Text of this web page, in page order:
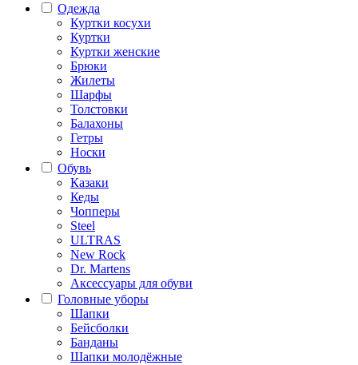
Одежда
Куртки косухи
Куртки
Куртки женские
Брюки
Жилеты
Шарфы
Толстовки
Балахоны
Гетры
Носки
Обувь
Казаки
Кеды
Чопперы
Steel
ULTRAS
New Rock
Dr. Martens
Аксессуары для обуви
Головные уборы
Шапки
Бейсболки
Банданы
Шапки молодёжные